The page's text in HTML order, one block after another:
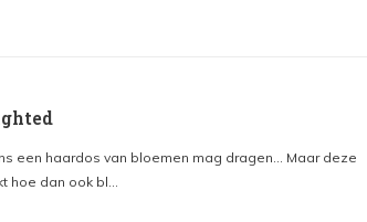
een haardos van bloemen mag dragen... Maar deze
hoe dan ook bl...